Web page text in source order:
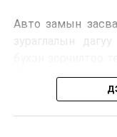
Ийнхүү лаг
улсад өргөн
Авто замын
зураглалын
бодлогын